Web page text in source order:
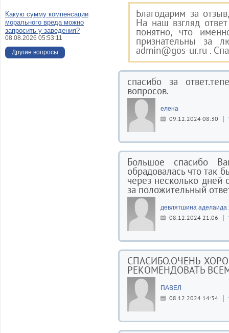
Благодарим за
На наш взгляд
понятно, что
признательны за
admin@gos-ur.ru .
спасибо за
вопросов.
елена
09.12.2024 08:30
Большое спасибо
обрадовалась что так
через несколько дней
за положительный
девлятшина аделаида
08.12.2024 21:06
СПАСИБО.ОЧЕНЬ
РЕКОМЕНДОВАТЬ
ПАВЕЛ
08.12.2024 14:34
Какую сумму компенсации
морального вреда можно
запросить у заведения?
08.08.2026 05:53:11
Другие вопросы